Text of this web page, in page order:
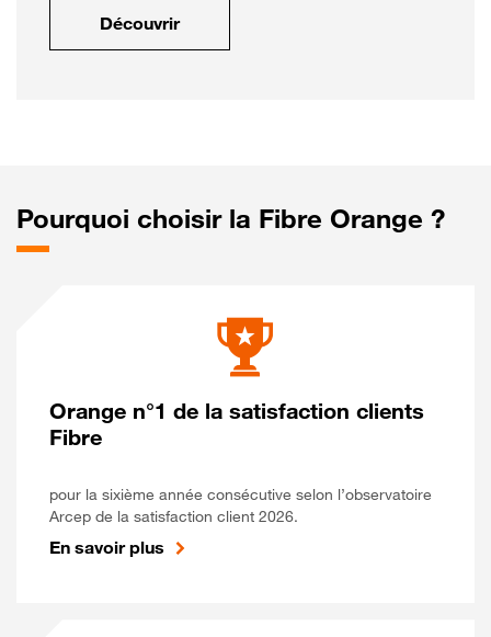
Découvrir
Pourquoi choisir la Fibre Orange ?
Orange n°1 de la satisfaction clients
Fibre
pour la sixième année consécutive selon l’observatoire
Arcep de la satisfaction client 2026.
En savoir plus